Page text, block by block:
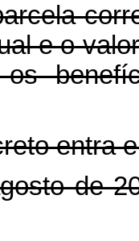
e o
os
entra
de